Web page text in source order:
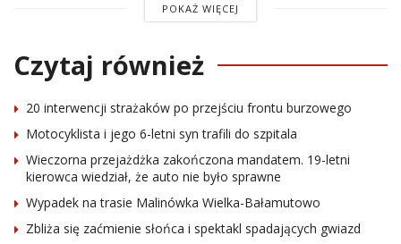
POKAŻ WIĘCEJ
Czytaj również
20 interwencji strażaków po przejściu frontu burzowego
Motocyklista i jego 6-letni syn trafili do szpitala
Wieczorna przejażdżka zakończona mandatem. 19-letni
kierowca wiedział, że auto nie było sprawne
Wypadek na trasie Malinówka Wielka-Bałamutowo
Zbliża się zaćmienie słońca i spektakl spadających gwiazd